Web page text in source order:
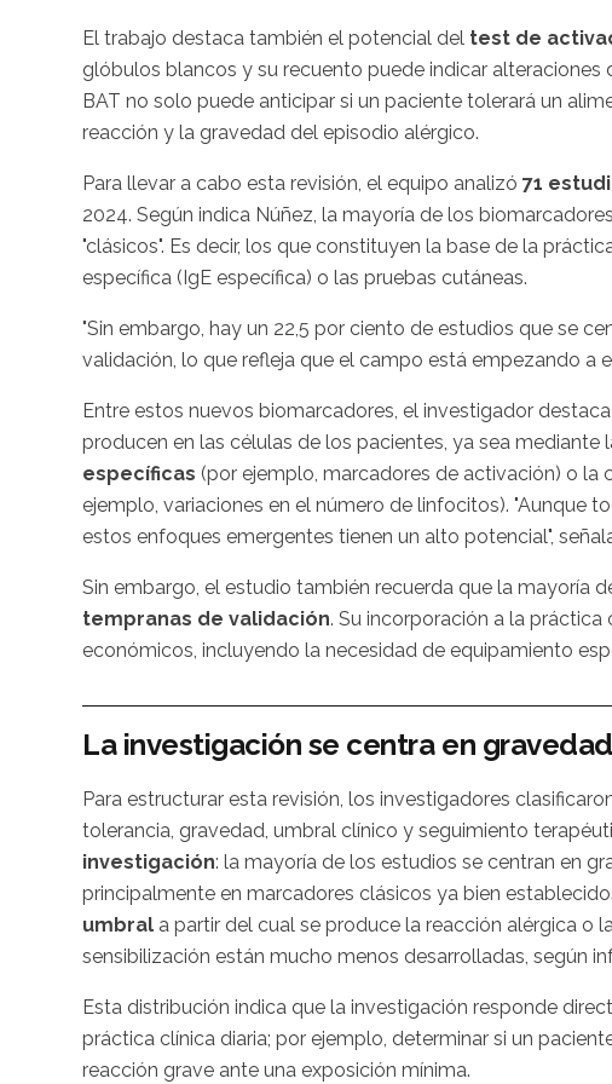
El trabajo destaca también el potencial del test de
glóbulos blancos y su recuento puede indicar
BAT no solo puede anticipar si un paciente tolerará un
reacción y la gravedad del episodio alérgico.
Para llevar a cabo esta revisión, el equipo analizó 71
2024. Según indica Núñez, la mayoría de los
"clásicos". Es decir, los que constituyen la base de la
específica (IgE específica) o las pruebas cutáneas.
"Sin embargo, hay un 22,5 por ciento de estudios que se
validación, lo que refleja que el campo está empezando a
Entre estos nuevos biomarcadores, el investigador
producen en las células de los pacientes, ya sea mediante
específicas (por ejemplo, marcadores de activación) o
ejemplo, variaciones en el número de linfocitos). "Aunque
estos enfoques emergentes tienen un alto potencial",
Sin embargo, el estudio también recuerda que la mayoría
tempranas de validación. Su incorporación a la
económicos, incluyendo la necesidad de equipamiento
La investigación se centra en
Para estructurar esta revisión, los investigadores
tolerancia, gravedad, umbral clínico y seguimiento
investigación: la mayoría de los estudios se centran en
principalmente en marcadores clásicos ya bien
umbral a partir del cual se produce la reacción alérgica o
sensibilización están mucho menos desarrolladas, según
Esta distribución indica que la investigación responde
práctica clínica diaria; por ejemplo, determinar si un
reacción grave ante una exposición mínima.